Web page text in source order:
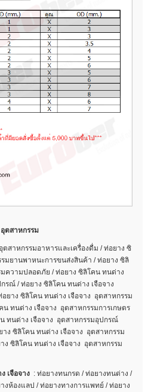
ตสาหกรรม
สาหกรรมอาหารและเครื่องดื่ม / ท่อยาง ซิ
มยานพาหนะการขนส่งสินค้า / ท่อยาง ซิลิ
ความปลอดภัย / ท่อยาง ซิลิโคน ทนด่าง
รณ์ / ท่อยาง ซิลิโคน ทนด่าง เจือจาง
อยาง ซิลิโคน ทนด่าง เจือจาง อุตสาหกรรม
ทนด่าง เจือจาง อุตสาหกรรมการเกษตร
ทนด่าง เจือจาง อุตสาหกรรมอุปกรณ์
าง ซิลิโคน ทนด่าง เจือจาง อุตสาหกรรม
ซิลิโคน ทนด่าง เจือจาง อุตสาหกรรม
เจือจาง : ท่อยางทนกรด / ท่อยางทนด่าง /
งห้องแลป / ท่อยางทางการแพทย์ / ท่อยาง